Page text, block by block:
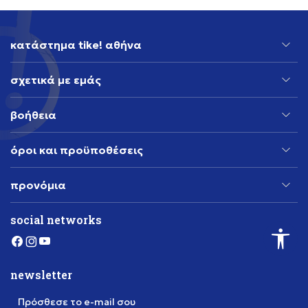
κατάστημα tike! αθήνα
σχετικά με εμάς
βοήθεια
όροι και προϋποθέσεις
προνόμια
social networks
newsletter
Πρόσθεσε το e-mail σου